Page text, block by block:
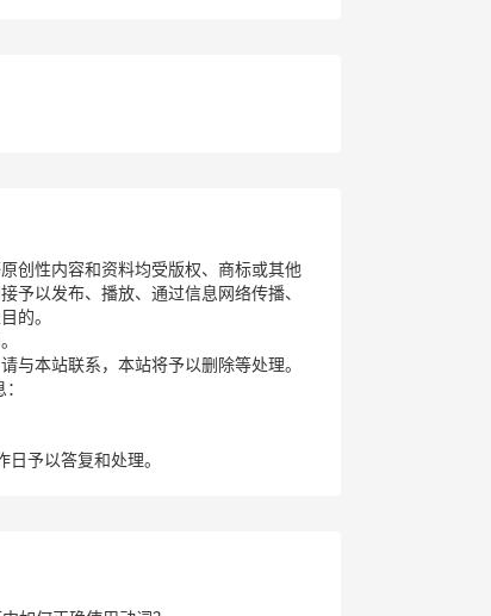
创性内容和资料均受版权、商标或其他
予以发布、播放、通过信息网络传播、
的。
与本站联系，本站将予以删除等处理。
予以答复和处理。